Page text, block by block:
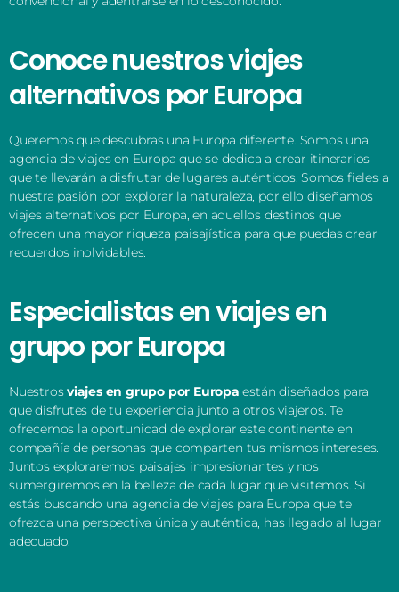
Conoce nuestros viajes
alternativos por Europa
Queremos que descubras una Europa diferente. Somos una
agencia de viajes en Europa que se dedica a crear itinerarios
que te llevarán a disfrutar de lugares auténticos. Somos fieles a
nuestra pasión por explorar la naturaleza, por ello diseñamos
viajes alternativos por Europa, en aquellos destinos que
ofrecen una mayor riqueza paisajística para que puedas crear
recuerdos inolvidables.
Especialistas en viajes en
grupo por Europa
Nuestrosviajes en grupo por Europa están diseñados para
que disfrutes de tu experiencia junto a otros viajeros. Te
ofrecemos la oportunidad de explorar este continente en
compañía de personas que comparten tus mismos intereses.
Juntos exploraremos paisajes impresionantes y nos
sumergiremos en la belleza de cada lugar que visitemos. Si
estás buscando una agencia de viajes para Europa que te
ofrezca una perspectiva única y auténtica, has llegado al lugar
adecuado.